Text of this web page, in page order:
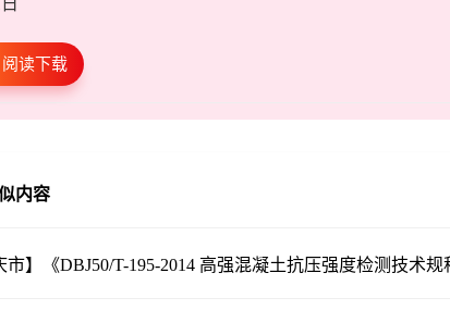
阅读下载
内容
市】《DBJ50/T-195-2014 高强混凝土抗压强度检测技术规